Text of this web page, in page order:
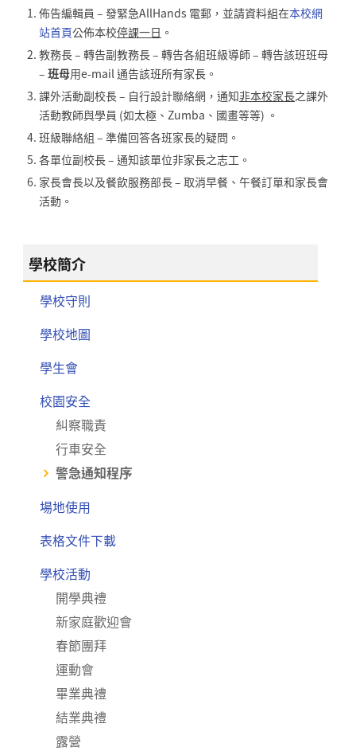
學校簡介
學校守則
學校地圖
學生會
校園安全
糾察職責
行車安全
警急通知程序
場地使用
表格文件下載
學校活動
開學典禮
新家庭歡迎會
春節團拜
運動會
畢業典禮
結業典禮
露營
佈告編輯員 – 發緊急AllHands 電郵，並請資料組在本校網
站首頁公佈本校停課一日 。
教務長 – 轉告副教務長 – 轉告各組班級導師 – 轉告該班班母
– 班母用e-mail 通告該班所有家長。
課外活動副校長 – 自行設計聯絡網，通知非本校家長之課外
活動教師與學員 (如太極、Zumba、國畫等等) 。
班級聯絡組 – 準備回答各班家長的疑問。
各單位副校長 – 通知該單位非家長之志工。
家長會長以及餐飲服務部長 – 取消早餐、午餐訂單和家長會
活動。